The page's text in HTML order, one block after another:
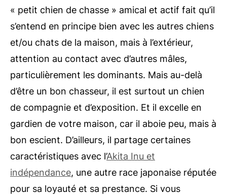
« petit chien de chasse » amical et actif fait qu’il
s’entend en principe bien avec les autres chiens
et/ou chats de la maison, mais à l’extérieur,
attention au contact avec d’autres mâles,
particulièrement les dominants. Mais au-delà
d’être un bon chasseur, il est surtout un chien
de compagnie et d’exposition. Et il excelle en
gardien de votre maison, car il aboie peu, mais à
bon escient. D’ailleurs, il partage certaines
caractéristiques avec l’Akita Inu et
indépendance, une autre race japonaise réputée
pour sa loyauté et sa prestance. Si vous